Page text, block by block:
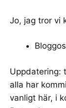
Jo, jag tror vi
Uppdatering:
alla har
vanligt här, i